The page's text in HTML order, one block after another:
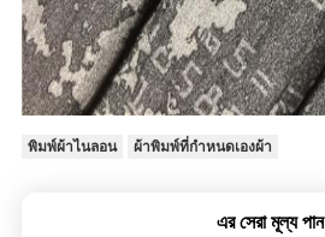
พิมพ์ผ้าไนลอน ผ้าพิมพ์ที่กำหนดเองผ้า
এর সেরা মূল্য পান